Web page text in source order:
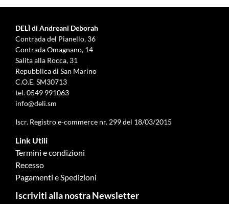
DELÌ di Andreani Deborah
Contrada del Pianello, 36
Contrada Omagnano, 14
Salita alla Rocca, 31
Repubblica di San Marino
C.O.E. SM30713
tel.0549 991063
info@deli.sm
Iscr. Registro e-commerce nr. 299 del 18/03/2015
Link Utili
Termini e condizioni
Recesso
Pagamenti e Spedizioni
Iscriviti alla nostra Newsletter